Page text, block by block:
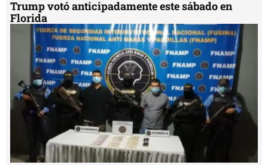
Trump votó anticipadamente este sábado en
Florida